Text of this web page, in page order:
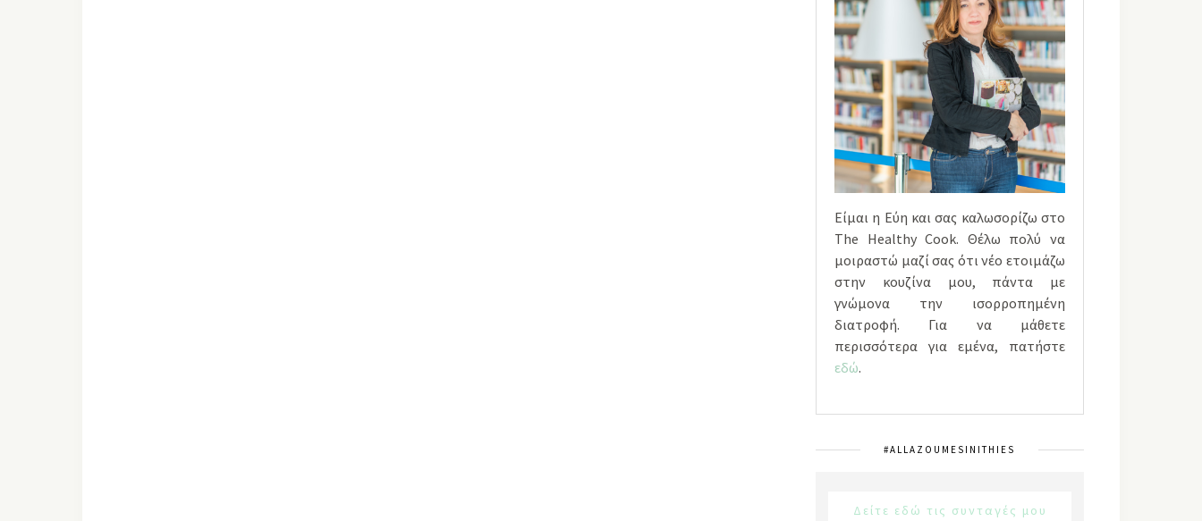
Είμαι η Εύη και σας καλωσορίζω στο
The Healthy Cook. Θέλω πολύ να
μοιραστώ μαζί σας ότι νέο ετοιμάζω
στην κουζίνα μου, πάντα με
γνώμονα την ισορροπημένη
διατροφή. Για να μάθετε
περισσότερα για εμένα, πατήστε
εδώ.
#ALLAZOUMESINITHIES
Δείτε εδώ τις συνταγές μου